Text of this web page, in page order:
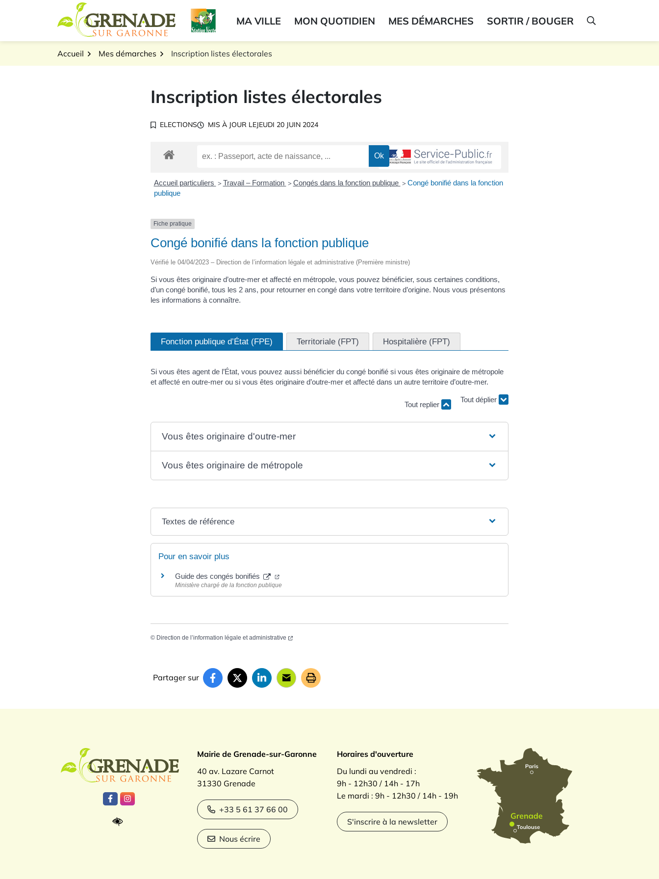
Logo Grenade sur GaronneMA VILLE MON QUOTIDIEN MES DÉMARCHES SORTIR / BOUGER AFFICHER LA
Accueil Mes démarches Inscription listes électorales
Inscription listes électorales
ELECTIONS MIS À JOUR LEJEUDI 20 JUIN 2024
Accueil particuliers > Travail – Formation > Congés dans la fonction publique > Congé bonifié dans la fonction
publique
Fiche pratique
Congé bonifié dans la fonction publique
Vérifié le 04/04/2023 – Direction de l’information légale et administrative (Première ministre)
Si vous êtes originaire d’outre-mer et affecté en métropole, vous pouvez bénéficier, sous certaines conditions,
d’un congé bonifié, tous les 2 ans, pour retourner en congé dans votre territoire d’origine. Nous vous présentons
les informations à connaître.
Fonction publique d’État (FPE) Territoriale (FPT) Hospitalière (FPT)
Si vous êtes agent de l’État, vous pouvez aussi bénéficier du congé bonifié si vous êtes originaire de métropole
et affecté en outre-mer ou si vous êtes originaire d’outre-mer et affecté dans un autre territoire d’outre-mer.
Tout replier Tout déplier
Vous êtes originaire d'outre-mer
Vous êtes originaire de métropole
Textes de référence
Pour en savoir plus
Guide des congés bonifiés
Ministère chargé de la fonction publique
© Direction de l’information légale et administrative
Partager sur
Logo Grenade sur Garonne
Lien vers le compte Facebook
Lien vers le compte Instagram
Mairie de Grenade-sur-Garonne
40 av. Lazare Carnot
31330 Grenade
+33 5 61 37 66 00
Nous écrire
Horaires d'ouverture
Du lundi au vendredi :
9h - 12h30 / 14h - 17h
Le mardi : 9h - 12h30 / 14h - 19h
S'inscrire à la newsletter